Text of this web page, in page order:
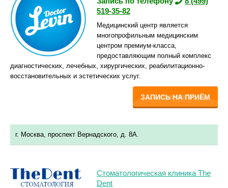
519-35-82
Медицинский центр является
многопрофильным медицинским
центром премиум-класса,
предоставляющим полный комплекс
диагностических, лечебных, хирургических, реабилитационно-
восстановительных и эстетических услуг.
ЗАПИСЬ НА ПРИЁМ
г. Москва, проспект Вернадского, д. 8А.
Стоматологическая клиника The
Dent